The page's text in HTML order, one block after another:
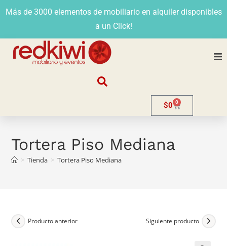
Más de 3000 elementos de mobiliario en alquiler disponibles
a un Click!
Contacto
$0 0
Tortera Piso Mediana
> Tienda > Tortera Piso Mediana
Producto anterior Siguiente producto